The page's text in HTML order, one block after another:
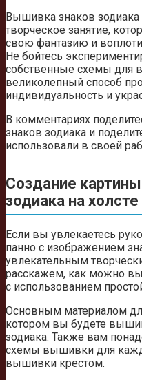
Вышивка знаков зодиака
творческое занятие,
свою фантазию и
Не бойтесь
собственные схемы для
великолепный способ
индивидуальность и
В комментариях
знаков зодиака и
использовали в своей
Создание картины
зодиака на холсте
Если вы увлекаетесь
панно с изображением
увлекательным
расскажем, как можно
с использованием
Основным материалом
котором вы будете
зодиака. Также вам
схемы вышивки для
вышивки крестом.